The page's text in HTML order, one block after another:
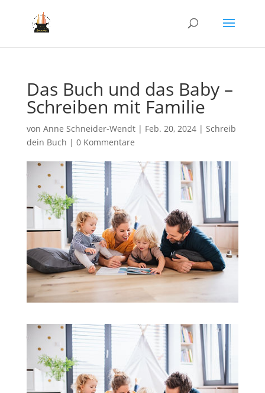
Das Buch und das Baby –
Schreiben mit Familie
von Anne Schneider-Wendt| Feb. 20, 2024| Schreib
dein Buch | 0 Kommentare